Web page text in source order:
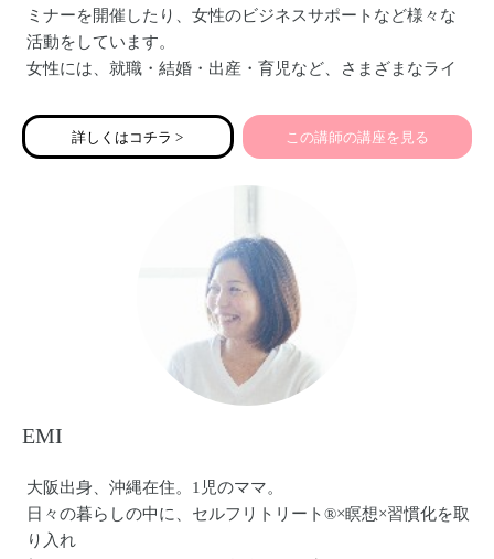
ミナーを開催したり、女性のビジネスサポートなど様々な
活動をしています。
女性には、就職・結婚・出産・育児など、さまざまなライ
たくさんの役割を担う女性が、よりその人として輝いて人
生を生きられるようサポートすることが、現在の私の喜び
詳しくはコチラ > この講師の講座を見る
EMI
大阪出身、沖縄在住。1児のママ。
日々の暮らしの中に、セルフリトリート®︎×瞑想×習慣化を取
り入れ